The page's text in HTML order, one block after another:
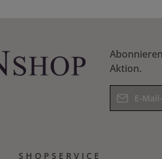
Aktion.
E-Mail-
SHOPSERVICE